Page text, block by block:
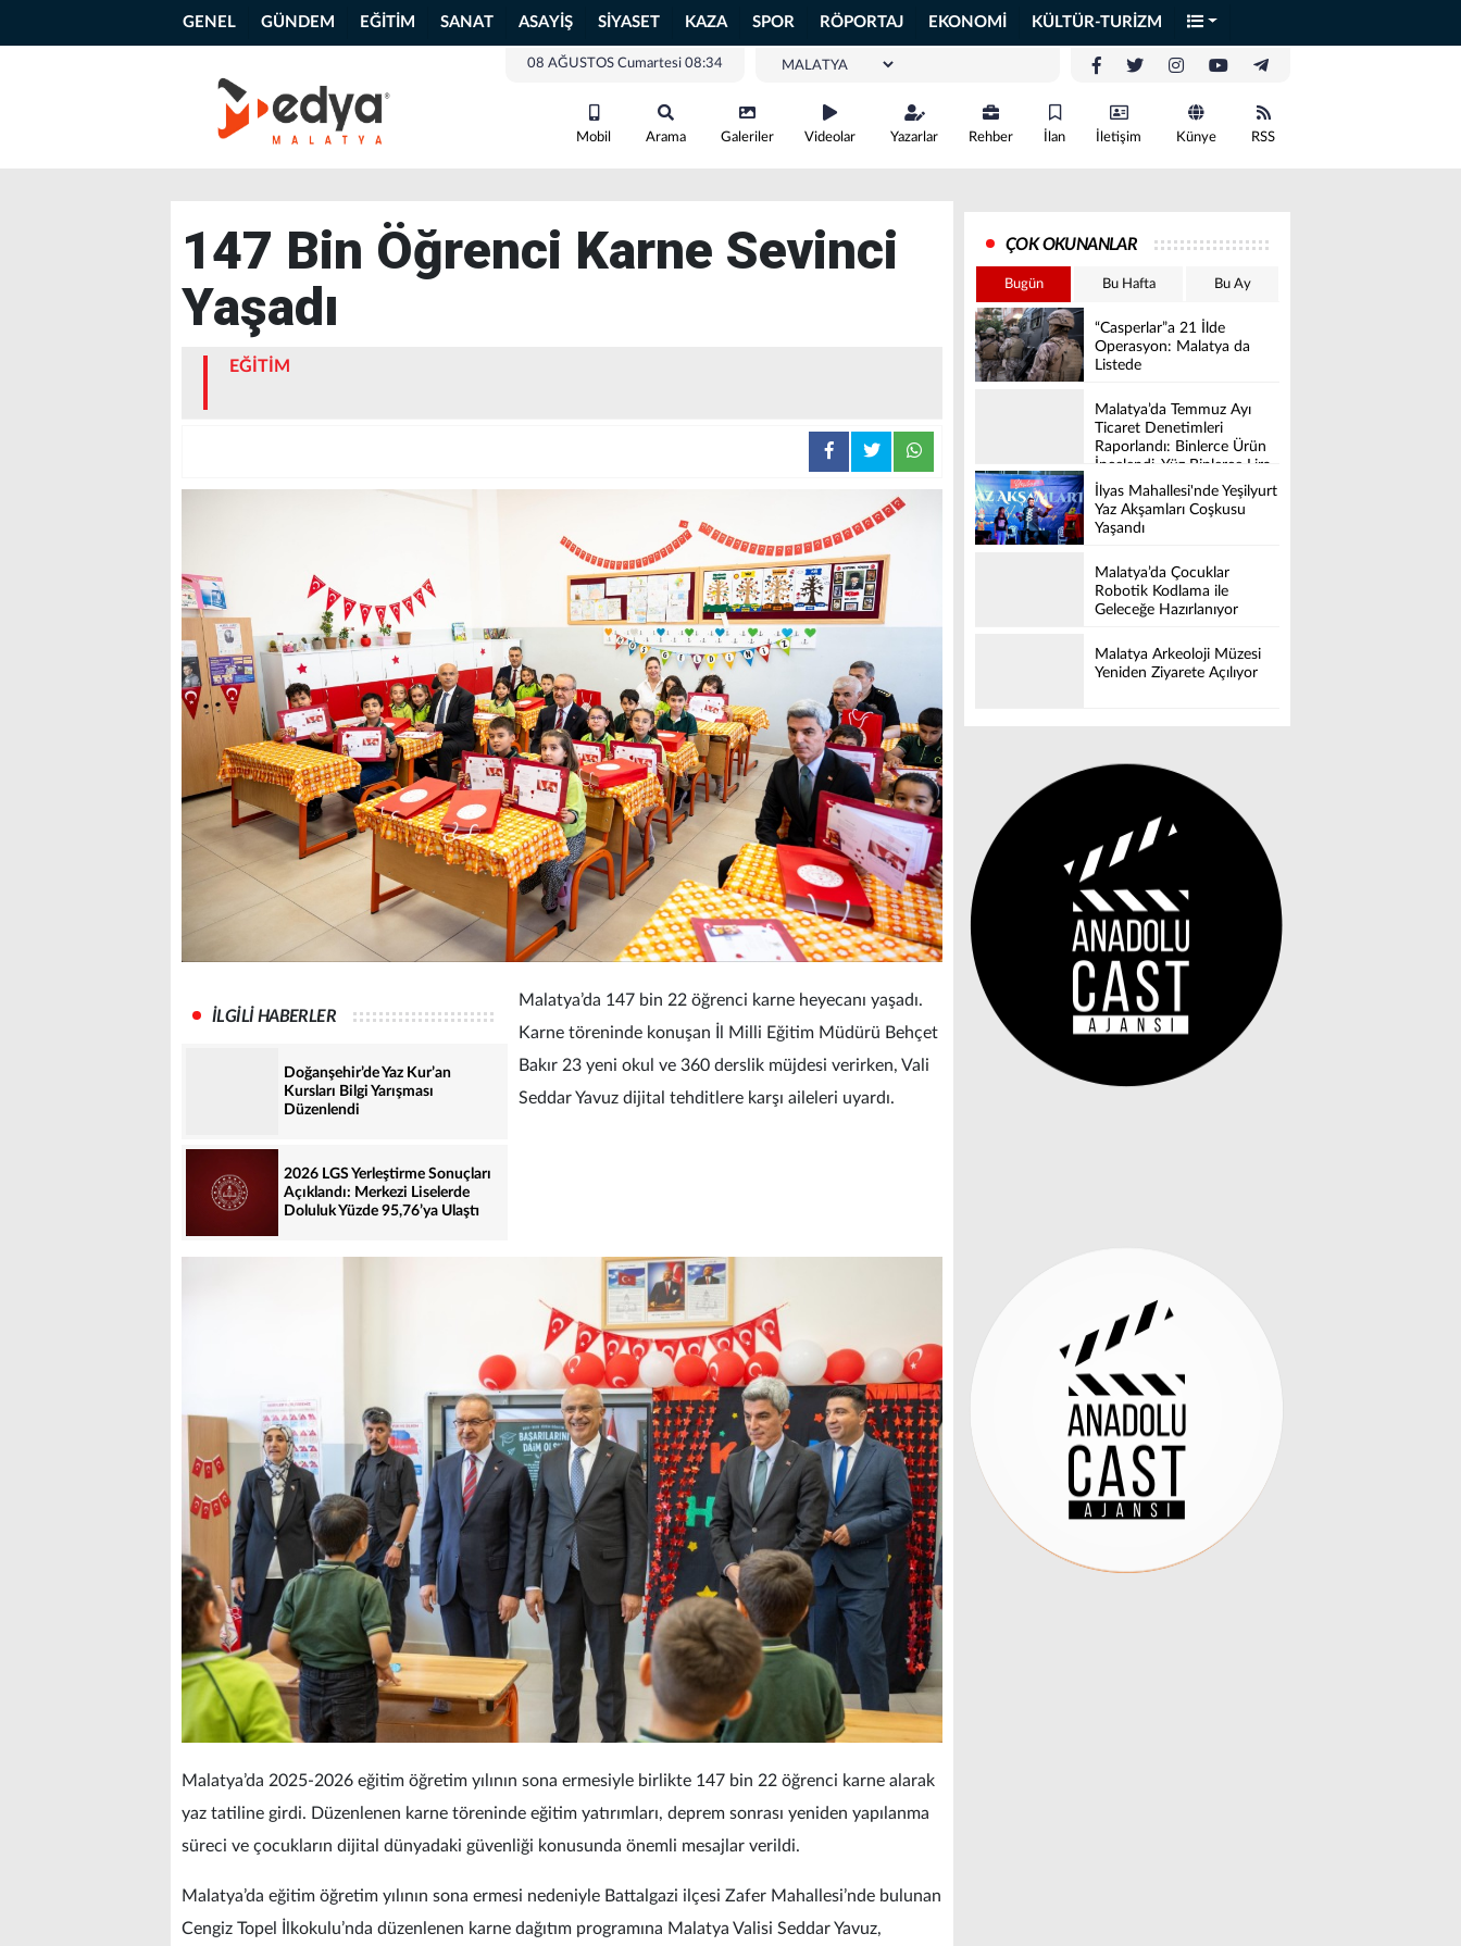
GENEL GÜNDEM EĞİTİM SANAT ASAYİŞ SİYASET KAZA SPOR RÖPORTAJ EKONOMİ KÜLTÜR-TURİZM
08 AĞUSTOS Cumartesi 08:34
Mobil Arama Galeriler Videolar Yazarlar Rehber İlan İletişim Künye RSS
147 Bin Öğrenci Karne Sevinci
Yaşadı
EĞİTİM
İLGİLİ HABERLER
Doğanşehir’de Yaz Kur’an
Kursları Bilgi Yarışması
Düzenlendi
2026 LGS Yerleştirme Sonuçları
Açıklandı: Merkezi Liselerde
Doluluk Yüzde 95,76’ya Ulaştı
Malatya’da 147 bin 22 öğrenci karne heyecanı yaşadı.
Karne töreninde konuşan İl Milli Eğitim Müdürü Behçet
Bakır 23 yeni okul ve 360 derslik müjdesi verirken, Vali
Seddar Yavuz dijital tehditlere karşı aileleri uyardı.
Malatya’da 2025-2026 eğitim öğretim yılının sona ermesiyle birlikte 147 bin 22 öğrenci karne alarak
yaz tatiline girdi. Düzenlenen karne töreninde eğitim yatırımları, deprem sonrası yeniden yapılanma
süreci ve çocukların dijital dünyadaki güvenliği konusunda önemli mesajlar verildi.
Malatya’da eğitim öğretim yılının sona ermesi nedeniyle Battalgazi ilçesi Zafer Mahallesi’nde bulunan
Cengiz Topel İlkokulu’nda düzenlenen karne dağıtım programına Malatya Valisi Seddar Yavuz,
ÇOK OKUNANLAR
Bugün Bu Hafta Bu Ay
“Casperlar”a 21 İlde
Operasyon: Malatya da
Listede
Malatya’da Temmuz Ayı
Ticaret Denetimleri
Raporlandı: Binlerce Ürün
İncelendi, Yüz Binlerce Lira
Cez Kesildi
İlyas Mahallesi'nde Yeşilyurt
Yaz Akşamları Coşkusu
Yaşandı
Malatya’da Çocuklar
Robotik Kodlama ile
Geleceğe Hazırlanıyor
Malatya Arkeoloji Müzesi
Yeniden Ziyarete Açılıyor